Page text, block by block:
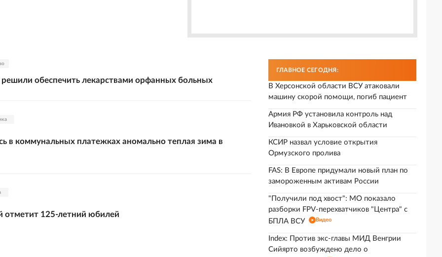
решили обеспечить лекарствами орфанных больных
в коммунальных платежках аномально теплая зима в
отметит 125-летний юбилей
ГЛАВНОЕ СЕГОДНЯ:
В Херсонской области ВСУ атаковали
машину скорой помощи, погиб пациент
Армия РФ установила контроль над
Ивановкой в Харьковской области
КСИР назвал условие открытия
Ормузского пролива
FAS: В Европе придумали новый план по
замороженным активам России
"Получили под хвост": МО показало
разборки FPV-перехватчиков "Центра" с
БПЛА ВСУ
Видео
Index: Против экс-главы МИД Венгрии
Сийярто возбуждено дело о